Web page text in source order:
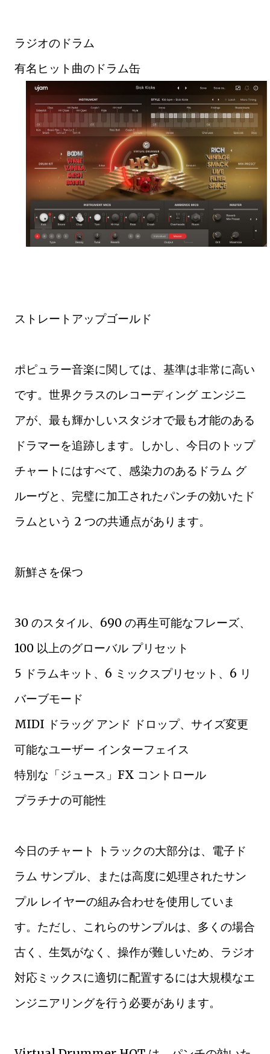
ラジオのドラム
有名ヒット曲のドラム缶
ストレートアップゴールド
ポピュラー音楽に関しては、基準は非常に高い
です。世界クラスのレコーディング エンジニ
アが、最も輝かしいスタジオで最も才能のある
ドラマーを追跡します。しかし、今日のトップ
チャートにはすべて、感染力のあるドラム グ
ルーヴと、完璧に加工されたパンチの効いたド
ラムという 2 つの共通点があります。
新鮮さを保つ
30 のスタイル、690 の再生可能なフレーズ、
100 以上のグローバル プリセット
5 ドラムキット、6 ミックスプリセット、6 リ
バーブモード
MIDI ドラッグ アンド ドロップ、サイズ変更
可能なユーザー インターフェイス
特別な「ジュース」FX コントロール
プラチナの可能性
今日のチャート トラックの大部分は、電子ド
ラム サンプル、または高度に処理されたサン
プル レイヤーの組み合わせを使用していま
す。ただし、これらのサンプルは、多くの場合
古く、生気がなく、操作が難しいため、ラジオ
対応ミックスに適切に配置するには大規模なエ
ンジニアリングを行う必要があります。